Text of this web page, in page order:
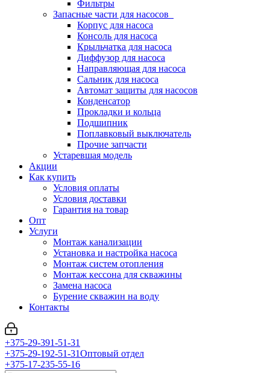
Фильтры
Запасные части для насосов
Корпус для насоса
Консоль для насоса
Крыльчатка для насоса
Диффузор для насоса
Направляющая для насоса
Сальник для насоса
Автомат защиты для насосов
Конденсатор
Прокладки и кольца
Подшипник
Поплавковый выключатель
Прочие запчасти
Устаревшая модель
Акции
Как купить
Условия оплаты
Условия доставки
Гарантия на товар
Опт
Услуги
Монтаж канализации
Установка и настройка насоса
Монтаж систем отопления
Монтаж кессона для скважины
Замена насоса
Бурение скважин на воду
Контакты
+375-29-391-51-31
+375-29-192-51-31Оптовый отдел
+375-17-235-55-16